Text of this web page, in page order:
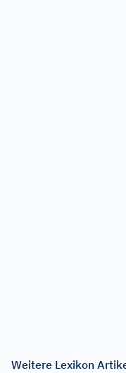
Weitere Lexikon